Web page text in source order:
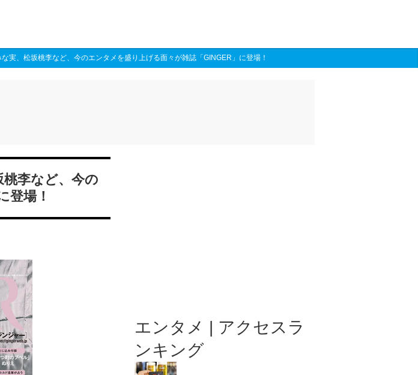
実、松坂桃李など、今のエンタメを盛り上げる面々が雑誌「GINGER」に登場！
李など、今の
登場！
エンタメ | アクセスラ
ンキング